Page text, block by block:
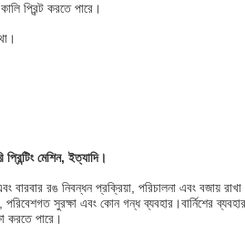
প্রিন্ট করতে পারে।
মেশিন, ইত্যাদি।
বারবার রঙ নিবন্ধন প্রক্রিয়া, পরিচালনা এবং বজায়
সুরক্ষা এবং কোন গন্ধ ব্যবহার।বার্নিশের
করতে পারে।